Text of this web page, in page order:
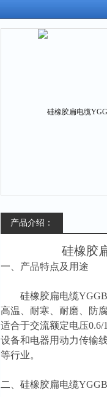
产品介绍：
硅橡胶
一、产品特点及用途
硅橡胶扁电缆
高温、耐寒、耐磨、防
适合于交流额定电压
设备和电器用动力传输
等行业。
二、硅橡胶扁电缆